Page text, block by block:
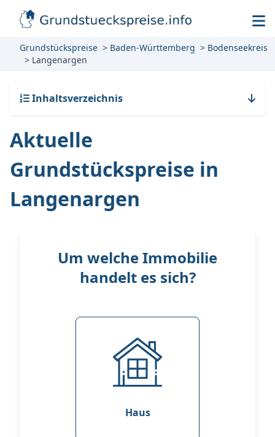
Grundstückspreise Baden-Württemberg
Bodenseekreis
Langenargen
Inhaltsverzeichnis
Aktuelle
Grundstückspreise in
Langenargen
Um welche Immobilie
handelt es sich?
Haus